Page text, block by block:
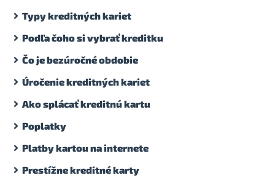
Typy kreditných kariet
Podľa čoho si vybrať kreditku
Čo je bezúročné obdobie
Úročenie kreditných kariet
Ako splácať kreditnú kartu
Poplatky
Platby kartou na internete
Prestížne kreditné karty